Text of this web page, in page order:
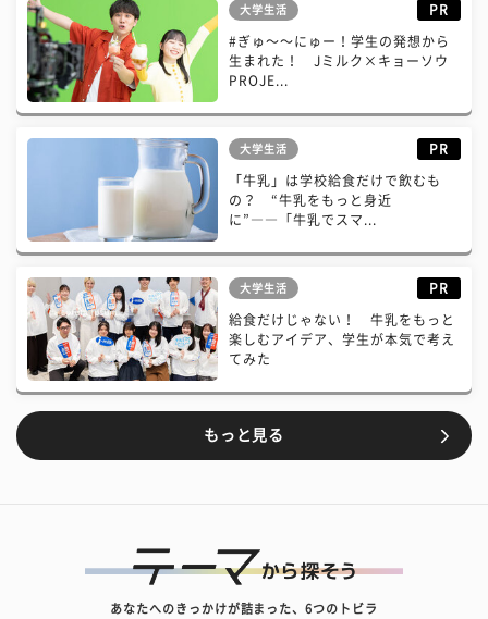
大学生活 PR
#ぎゅ〜〜にゅー！学生の発想から
生まれた！ Jミルク×キョーソウ
PROJE...
大学生活 PR
「牛乳」は学校給食だけで飲むも
の？ “牛乳をもっと身近
に”――「牛乳でスマ...
大学生活 PR
給食だけじゃない！ 牛乳をもっと
楽しむアイデア、学生が本気で考え
てみた
もっと見る
あなたへのきっかけが詰まった、6つのトビラ